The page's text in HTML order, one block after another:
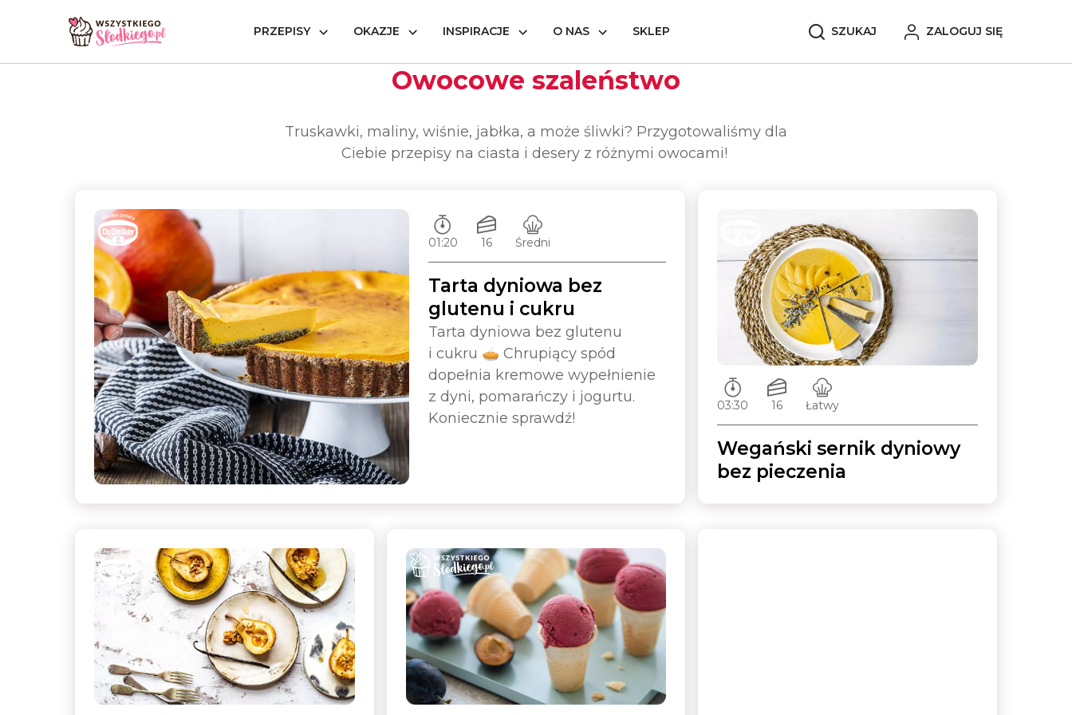
PRZEPISY OKAZJE INSPIRACJE O NAS SKLEP SZUKAJ ZALOGUJ SIĘ
Strona główna Okazje Owocowe szaleństwo
Owocowe szaleństwo
Truskawki, maliny, wiśnie, jabłka, a może śliwki? Przygotowaliśmy dla
Ciebie przepisy na ciasta i desery z różnymi owocami!
Czas przygotowywania:
01:20
Ilość porcji:
16
Poziom trudności:
Średni
Tarta dyniowa bez
glutenu i cukru
Tarta dyniowa bez glutenu
i cukru 🥧 Chrupiący spód
dopełnia kremowe wypełnienie
z dyni, pomarańczy i jogurtu.
Koniecznie sprawdź!
Czas przygotowywania:
03:30
Ilość porcji:
16
Poziom trudności:
Łatwy
Wegański sernik dyniowy
bez pieczenia